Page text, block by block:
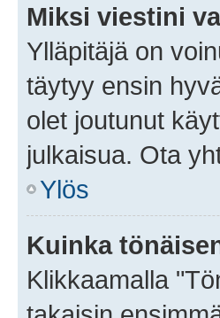
Miksi viestini
Ylläpitäjä on
täytyy ensin
olet joutunut
julkaisua. Ota
Ylös
Kuinka
Klikkaamalla